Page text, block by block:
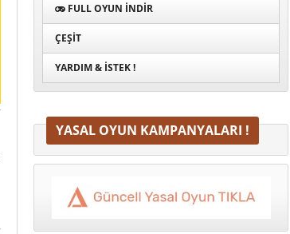
FULL OYUN İNDIR
ÇEŞIT
YARDIM & İSTEK !
YASAL OYUN KAMPANYALARI !